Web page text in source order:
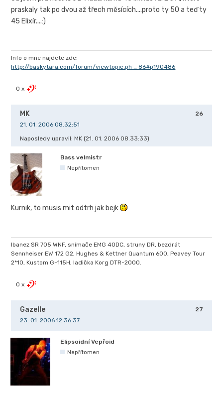
praskaly tak po dvou až třech měsících....proto ty 50 a teď ty
45 Elixír....:)
Info o mne najdete zde:
http://baskytara.com/forum/viewtopic.ph … 86#p190486
0 x
26
MK
21. 01. 2006 08.32:51
Naposledy upravil: MK (21. 01. 2006 08.33:33)
Bass velmistr
Nepřítomen
Kurnik, to musis mit odtrh jak bejk
Ibanez SR 705 WNF, snímače EMG 40DC, struny DR, bezdrát
Sennheiser EW 172 G2, Hughes & Kettner Quantum 600, Peavey Tour
2*10, Kustom G-115H, ladička Korg DTR-2000.
0 x
27
Gazelle
23. 01. 2006 12.36:37
Elipsoidní Vepřoid
Nepřítomen